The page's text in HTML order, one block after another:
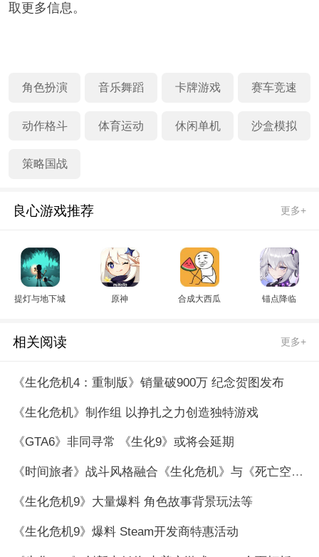
取更多信息。
角色扮演 音乐舞蹈 卡牌游戏 赛车竞速
动作格斗 体育运动 休闲单机 沙盒模拟
策略国战
良心游戏推荐 更多+
提灯与地下城 原神 合成大西瓜 锚点降临
相关阅读 更多+
《生化危机4：重制版》销量破900万 纪念贺图发布
《生化危机》制作组 以挣扎之力创造独特游戏
《GTA6》非同寻常 《生化9》或将会延期
《时间旅者》战斗风格融合《生化危机》与《死亡空间》
《生化危机9》大量爆料 角色故事背景玩法等
《生化危机9》爆料 Steam开发商特惠活动